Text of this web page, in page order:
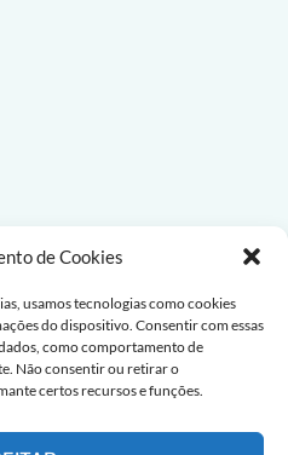
de Cookies
usamos tecnologias como cookies
do dispositivo. Consentir com essas
como comportamento de
Não consentir ou retirar o
certos recursos e funções.
receitas todas as semanas!